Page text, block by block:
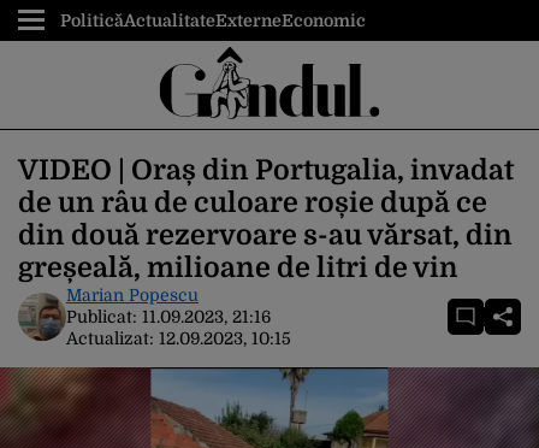
PoliticăActualitateExterneEconomic
VIDEO | Oraș din Portugalia, invadat
de un râu de culoare roșie după ce
din două rezervoare s-au vărsat, din
greșeală, milioane de litri de vin
Marian Popescu
Publicat: 11.09.2023, 21:16
Actualizat: 12.09.2023, 10:15